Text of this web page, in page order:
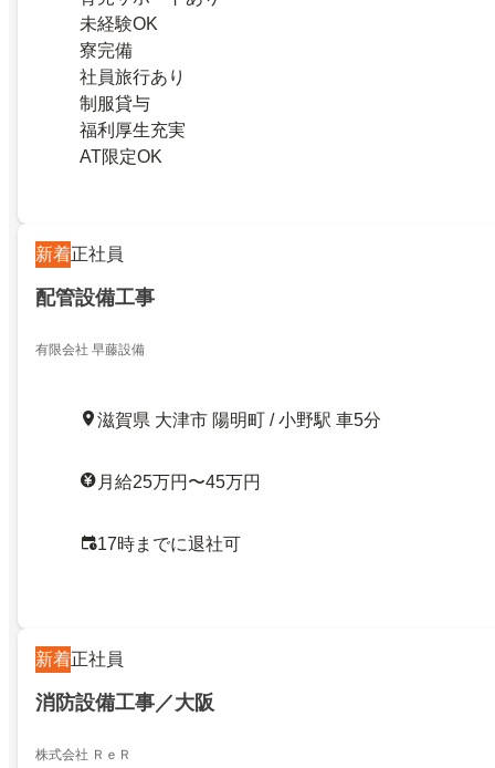
未経験OK
寮完備
社員旅行あり
制服貸与
福利厚生充実
AT限定OK
新着正社員
配管設備工事
有限会社 早藤設備
滋賀県 大津市 陽明町 / 小野駅 車5分
月給25万円〜45万円
17時までに退社可
新着正社員
消防設備工事／大阪
株式会社 ＲｅＲ